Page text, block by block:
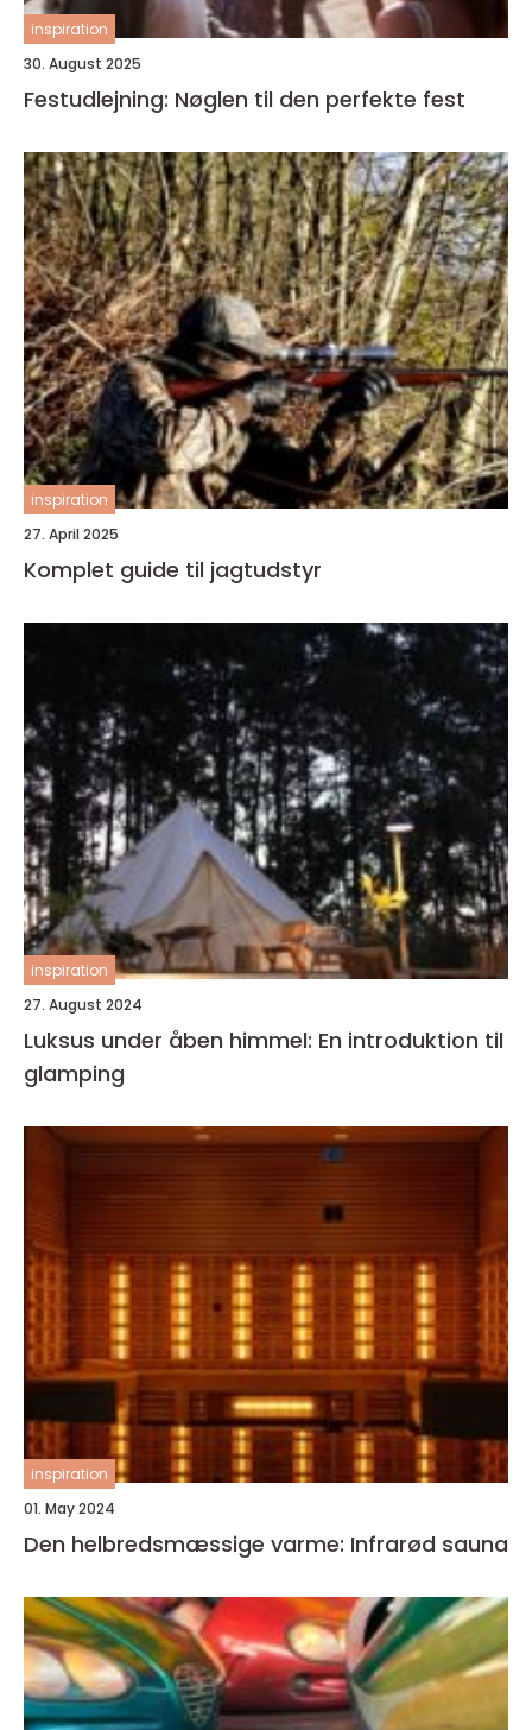
inspiration
30. August 2025
Festudlejning: Nøglen til den perfekte fest
inspiration
27. April 2025
Komplet guide til jagtudstyr
inspiration
27. August 2024
Luksus under åben himmel: En introduktion til
glamping
inspiration
01. May 2024
Den helbredsmæssige varme: Infrarød sauna